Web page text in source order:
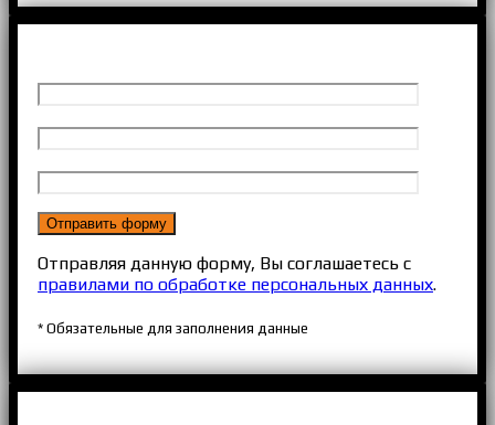
Отправляя данную форму, Вы соглашаетесь с
правилами по обработке персональных данных.
* Обязательные для заполнения данные